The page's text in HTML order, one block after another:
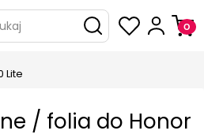
Lite
/ folia do Honor